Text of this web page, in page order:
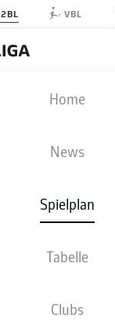
2BL VBL
Home
News
Spielplan
Tabelle
Clubs
EBS
1 1
AUFSTELLUNGEN